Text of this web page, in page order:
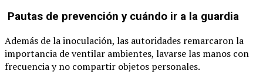
Pautas de prevención y cuándo ir a la guardia
Además de la inoculación, las autoridades remarcaron la
importancia de ventilar ambientes, lavarse las manos con
frecuencia y no compartir objetos personales.